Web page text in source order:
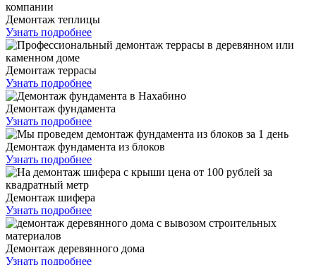
Демонтаж теплицы
Узнать подробнее
Демонтаж террасы
Узнать подробнее
Демонтаж фундамента
Узнать подробнее
Демонтаж фундамента из блоков
Узнать подробнее
Демонтаж шифера
Узнать подробнее
Демонтаж деревянного дома
Узнать подробнее